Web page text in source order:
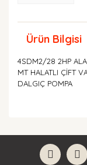
Ürün Bilgisi
4SDM2/28 2HP
MT HALATLI ÇİFT
DALGIÇ POMPA
formunu
Görüş ve